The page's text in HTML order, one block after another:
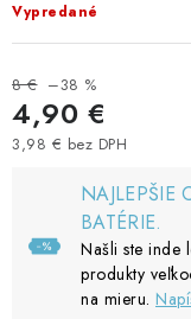
Vypredané
8 € –38 %
4,90 €
3,98 € bez DPH
NAJLEPŠIE
BATÉRIE.
Našli ste inde
produkty
na mieru.